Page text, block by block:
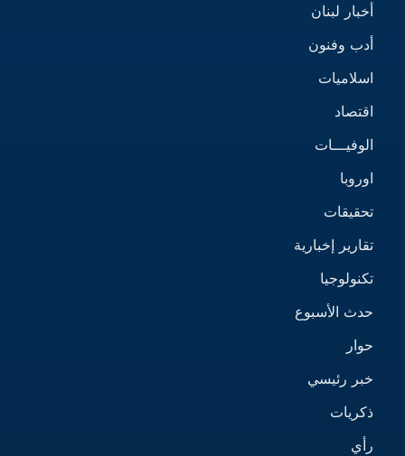
أخبار لبنان
أدب وفنون
اسلاميات
اقتصاد
الوفيـــات
اوروبا
تحقيقات
تقارير إخبارية
تكنولوجيا
حدث الأسبوع
حوار
خبر رئيسي
ذكريات
رأي